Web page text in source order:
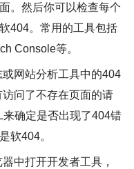
。然后你可以检查每个
404。常用的工具包括
Console等。
或网站分析工具中的404
问了不存在页面的请
确定是否出现了404错
软404。
器中打开开发者工具，